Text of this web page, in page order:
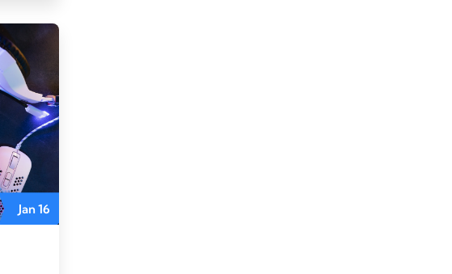
Jan16